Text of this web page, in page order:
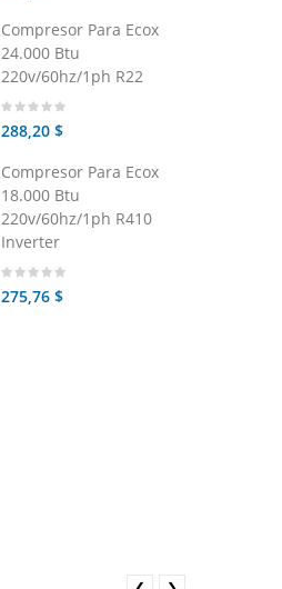
Compresor Para Ecox
24.000 Btu
220v/60hz/1ph R22
288,20 $
Compresor Para Ecox
18.000 Btu
220v/60hz/1ph R410
Inverter
275,76 $